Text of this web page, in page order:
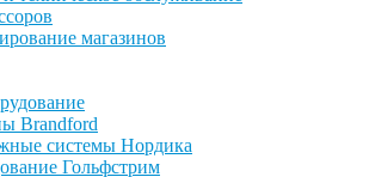
магазинов
Brandford
системы Нордика
Гольфстрим